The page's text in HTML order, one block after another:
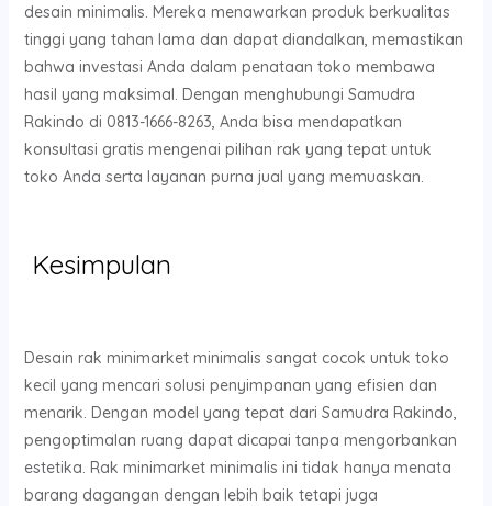
desain minimalis. Mereka menawarkan produk berkualitas
tinggi yang tahan lama dan dapat diandalkan, memastikan
bahwa investasi Anda dalam penataan toko membawa
hasil yang maksimal. Dengan menghubungi Samudra
Rakindo di 0813-1666-8263, Anda bisa mendapatkan
konsultasi gratis mengenai pilihan rak yang tepat untuk
toko Anda serta layanan purna jual yang memuaskan.
Kesimpulan
Desain rak minimarket minimalis sangat cocok untuk toko
kecil yang mencari solusi penyimpanan yang efisien dan
menarik. Dengan model yang tepat dari Samudra Rakindo,
pengoptimalan ruang dapat dicapai tanpa mengorbankan
estetika. Rak minimarket minimalis ini tidak hanya menata
barang dagangan dengan lebih baik tetapi juga